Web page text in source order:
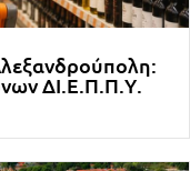
ΔΙ.Ε.Π.Π.Υ.